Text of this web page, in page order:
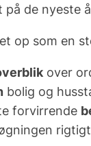
på de nyeste
op som en
over
bolig og
forvirrende